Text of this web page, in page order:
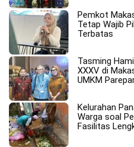
Pemkot
Tetap Wajib
Terbatas
Tasming
XXXV di
UMKM
Kelurahan
Warga soal
Fasilitas